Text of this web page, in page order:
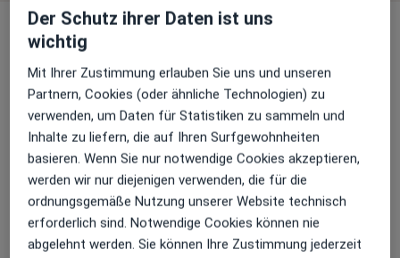
Praxis
Praxis Dr. Sascha Faradjli Zahnarzt
Kaiser-Ludwig-Platz 6, Ludwigsvorstadt-
Isarvorstadt, 80336München
Zu Google Maps
öffnet in einer neuen
Verfügbarkeit
Dr. Sascha Faradjli bietet an diesem Standort über
Jameda keine Online-Terminbuchung an
Der Schutz ihrer Daten ist uns
wichtig
Mit Ihrer Zustimmung erlauben Sie uns und unseren
Partnern, Cookies (oder ähnliche Technologien) zu
verwenden, um Daten für Statistiken zu sammeln und
Inhalte zu liefern, die auf Ihren Surfgewohnheiten
basieren. Wenn Sie nur notwendige Cookies akzeptieren,
werden wir nur diejenigen verwenden, die für die
ordnungsgemäße Nutzung unserer Website technisch
erforderlich sind. Notwendige Cookies können nie
abgelehnt werden. Sie können Ihre Zustimmung jederzeit